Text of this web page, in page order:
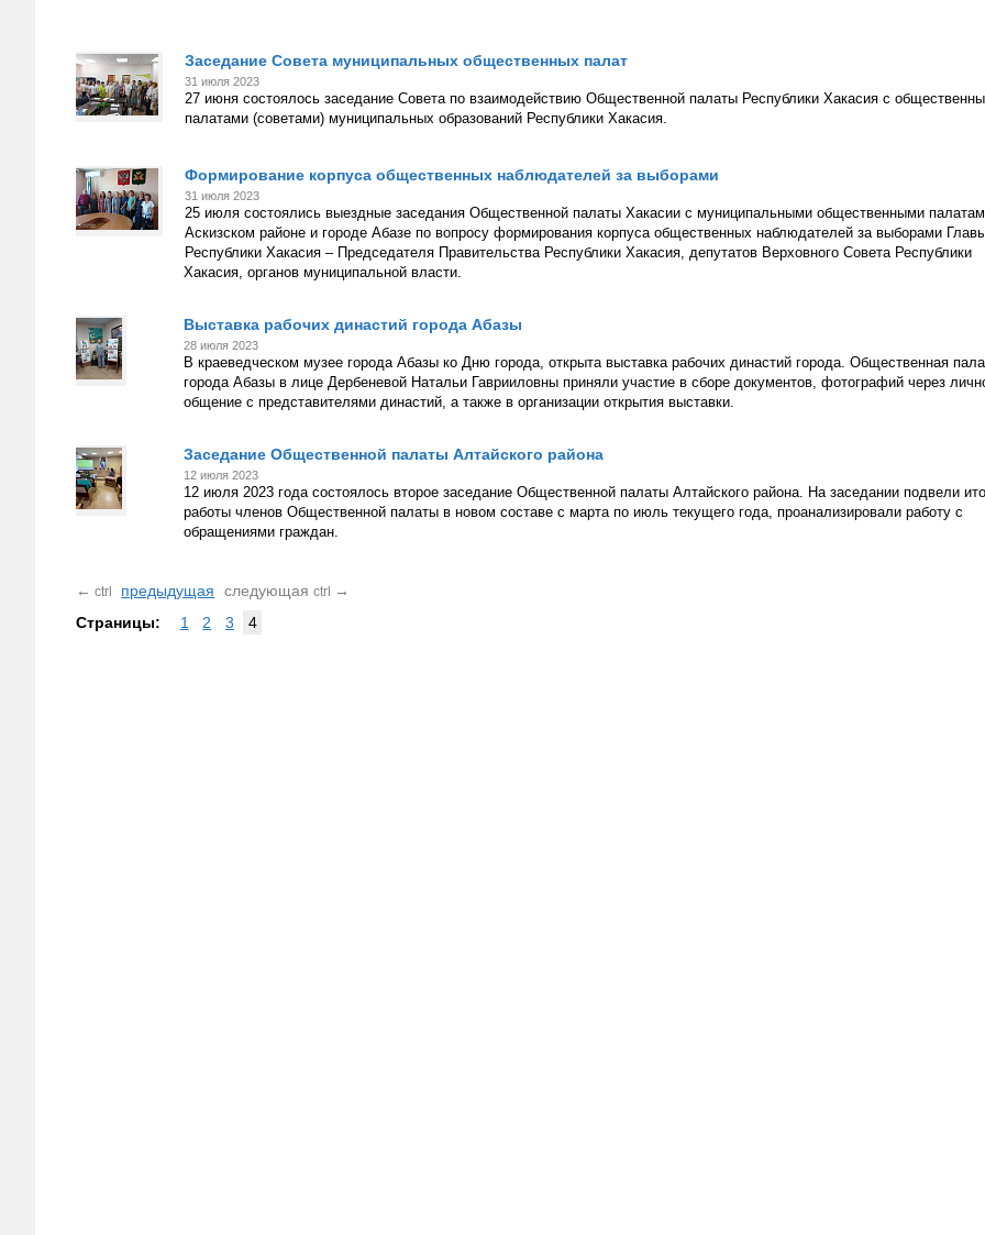
Заседание Совета муниципальных общественных палат
31 июля 2023
27 июня состоялось заседание Совета по взаимодействию Общественной палаты Республики Хакасия с
палатами (советами) муниципальных образований Республики Хакасия.
Формирование корпуса общественных наблюдателей за выборами
31 июля 2023
25 июля состоялись выездные заседания Общественной палаты Хакасии с муниципальными общественными
Аскизском районе и городе Абазе по вопросу формирования корпуса общественных наблюдателей за выборами
Республики Хакасия – Председателя Правительства Республики Хакасия, депутатов Верховного Совета Республики
Хакасия, органов муниципальной власти.
Выставка рабочих династий города Абазы
28 июля 2023
В краеведческом музее города Абазы ко Дню города, открыта выставка рабочих династий города. Общественная
города Абазы в лице Дербеневой Натальи Гаврииловны приняли участие в сборе документов, фотографий через
общение с представителями династий, а также в организации открытия выставки.
Заседание Общественной палаты Алтайского района
12 июля 2023
12 июля 2023 года состоялось второе заседание Общественной палаты Алтайского района. На заседании подвели
работы членов Общественной палаты в новом составе с марта по июль текущего года, проанализировали работу с
обращениями граждан.
← ctrl предыдущая следующая ctrl
→
Страницы:
1 2 3 4